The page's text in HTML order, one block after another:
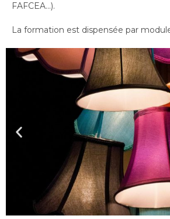
FAFCEA…).
La formation est dispensée par